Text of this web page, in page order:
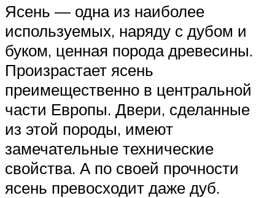
Ясень — одна из наиболее
используемых, наряду с дубом и
буком, ценная порода древесины.
Произрастает ясень
преимещественно в центральной
части Европы. Двери, сделанные
из этой породы, имеют
замечательные технические
свойства. А по своей прочности
ясень превосходит даже дуб.